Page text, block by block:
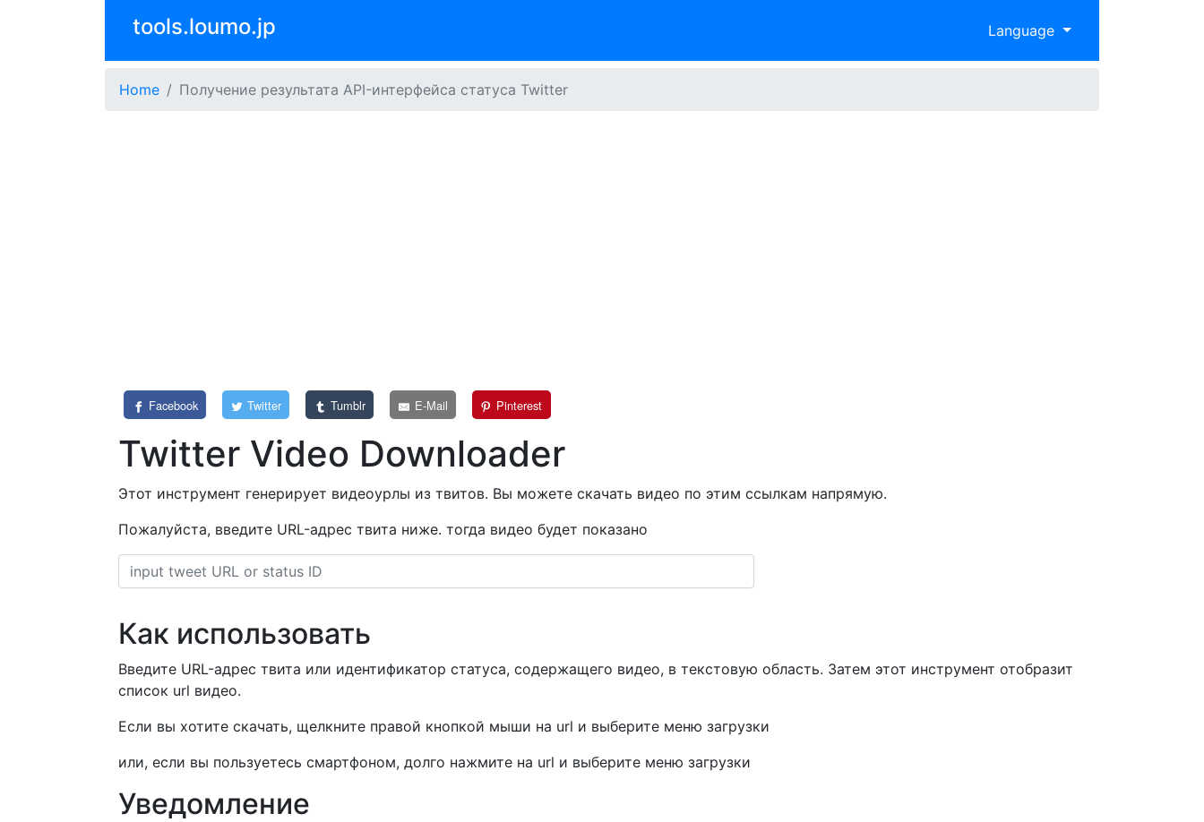
tools.loumo.jp Language
Home Получение результата API-интерфейса статуса Twitter
Facebook Twitter Tumblr E-Mail Pinterest
Twitter Video Downloader
Этот инструмент генерирует видеоурлы из твитов. Вы можете скачать видео по этим ссылкам напрямую.
Пожалуйста, введите URL-адрес твита ниже. тогда видео будет показано
Как использовать
Введите URL-адрес твита или идентификатор статуса, содержащего видео, в текстовую область. Затем этот инструмент отобразит
список url видео.
Если вы хотите скачать, щелкните правой кнопкой мыши на url и выберите меню загрузки
или, если вы пользуетесь смартфоном, долго нажмите на url и выберите меню загрузки
Уведомление